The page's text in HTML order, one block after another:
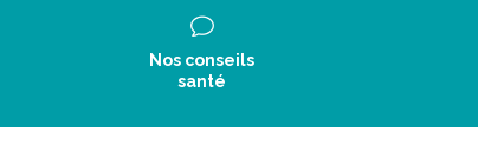
Nos conseils
santé